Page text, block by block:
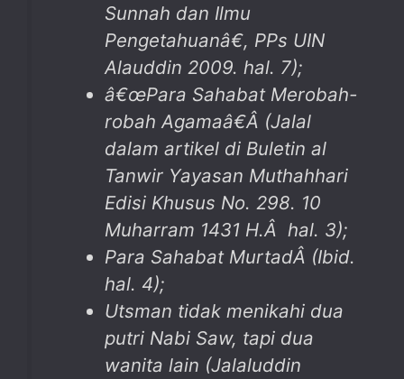
Sunnah dan Ilmu
Pengetahuanâ€, PPs UIN
Alauddin 2009. hal. 7);
â€œPara Sahabat Merobah-
robah Agamaâ€Â (Jalal
dalam artikel di Buletin al
Tanwir Yayasan Muthahhari
Edisi Khusus No. 298. 10
Muharram 1431 H.Â hal. 3);
Para Sahabat MurtadÂ (Ibid.
hal. 4);
Utsman tidak menikahi dua
putri Nabi Saw, tapi dua
wanita lain (Jalaluddin